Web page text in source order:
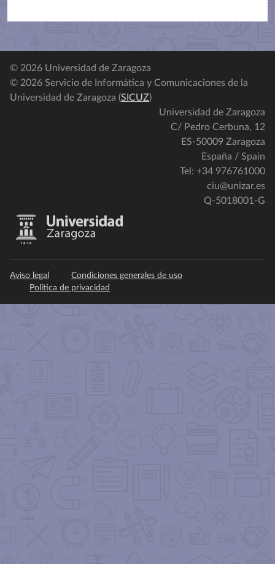
© 2026 Universidad de Zaragoza
© 2026 Servicio de Informática y Comunicaciones de la
Universidad de Zaragoza (SICUZ)
Universidad de Zaragoza
C/ Pedro Cerbuna, 12
ES-50009 Zaragoza
España / Spain
Tel: +34 976761000
ciu@unizar.es
Q-5018001-G
Aviso legal
Condiciones generales de uso
Política de privacidad